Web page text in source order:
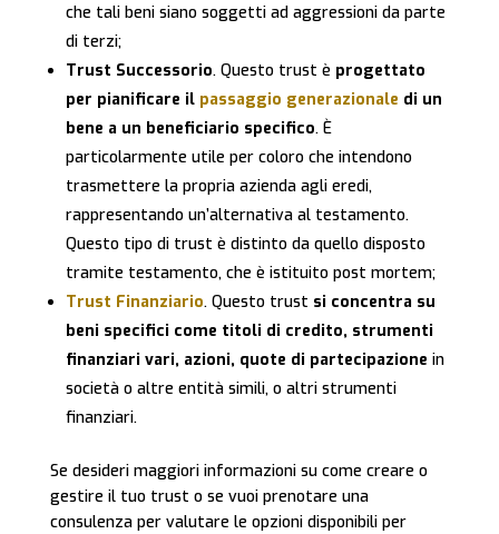
che tali beni siano soggetti ad aggressioni da parte
di terzi;
Trust Successorio. Questo trust è progettato
per pianificare il passaggio generazionale di un
bene a un beneficiario specifico. È
particolarmente utile per coloro che intendono
trasmettere la propria azienda agli eredi,
rappresentando un’alternativa al testamento.
Questo tipo di trust è distinto da quello disposto
tramite testamento, che è istituito post mortem;
Trust Finanziario. Questo trust si concentra su
beni specifici come titoli di credito, strumenti
finanziari vari, azioni, quote di partecipazione in
società o altre entità simili, o altri strumenti
finanziari.
Se desideri maggiori informazioni su come creare o
gestire il tuo trust o se vuoi prenotare una
consulenza per valutare le opzioni disponibili per